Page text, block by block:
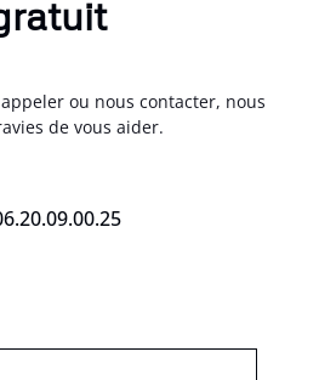
appeler ou nous contacter, nous
de vous aider.